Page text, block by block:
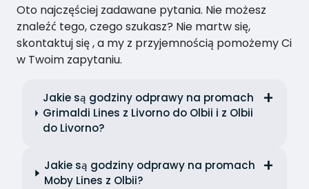
Oto najczęściej zadawane pytania. Nie możesz
znaleźć tego, czego szukasz? Nie martw się,
skontaktuj się , a my z przyjemnością pomożemy Ci
w Twoim zapytaniu.
Jakie są godziny odprawy na promach
Grimaldi Lines z Livorno do Olbii i z Olbii
do Livorno?
Jakie są godziny odprawy na promach
Moby Lines z Olbii?